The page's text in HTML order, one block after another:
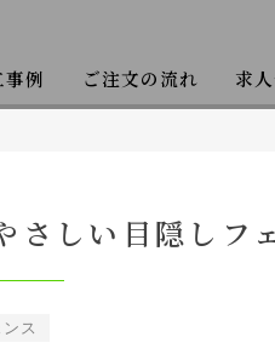
事例 ご注文の流れ 求
さしい目隠しフ
ス